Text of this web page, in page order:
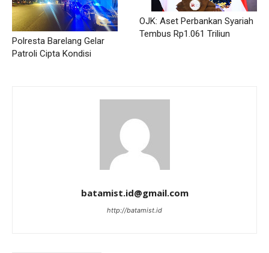
Polresta Barelang Gelar
Patroli Cipta Kondisi
OJK: Aset Perbankan Syariah
Tembus Rp1.061 Triliun
batamist.id@gmail.com
http://batamist.id